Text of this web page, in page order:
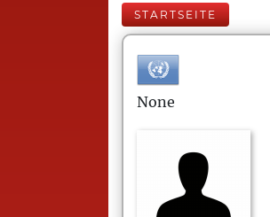
STARTSEITE
None